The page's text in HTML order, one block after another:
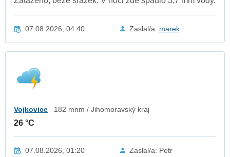
07.08.2026, 04:40 Zaslal/a: marek
Vojkovice 182 mnm / Jihomoravský kraj
26 °C
07.08.2026, 01:20 Zaslal/a: Petr